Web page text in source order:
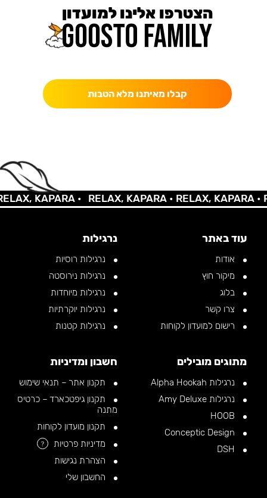
הצטרפו אלינו למועדון
קבלו מאיתנו מלא הטבות
KAPARA • RELAX, KAPARA •RELAX, KAPARA •
עוד באתר
אודות
מיקור חוץ
בלוג
צרו קשר
רישום למועדון לקוחות
נרגילות
נרגילות רוסיות
נרגילות נירוסטה
נרגילות מיוחדות
נרגילות יוקרתיות
נרגילות קטנות
מתוגים מובילים
נרגילות Alpha Hookah
נרגילות Amy Deluxe
חשבון ומדיניות
תקנון אתר – תנאי שימוש
תקנון גיפטכארד – כרטיס
מתנה
תקנון מועדון לקוחות
מדיניות פרטיות
?
הצהרת נגישות
החשבון שלי